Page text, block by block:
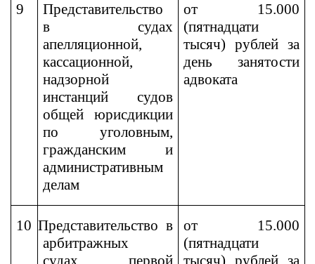
9
Представительство
в судах
апелляционной,
кассационной,
надзорной
инстанций судов
общей юрисдикции
по уголовным,
гражданским и
административным
делам
от 15.000
(пятнадцати
тысяч) рублей за
день занятости
адвоката
10 Представительство в
арбитражных
от 15.000
(пятнадцати